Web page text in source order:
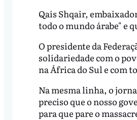
Qais Shqair,
todo o mundo árabe" e
O presidente da
solidariedade com o
na África do Sul e com
Na mesma linha, o
preciso que o nosso
para que pare o